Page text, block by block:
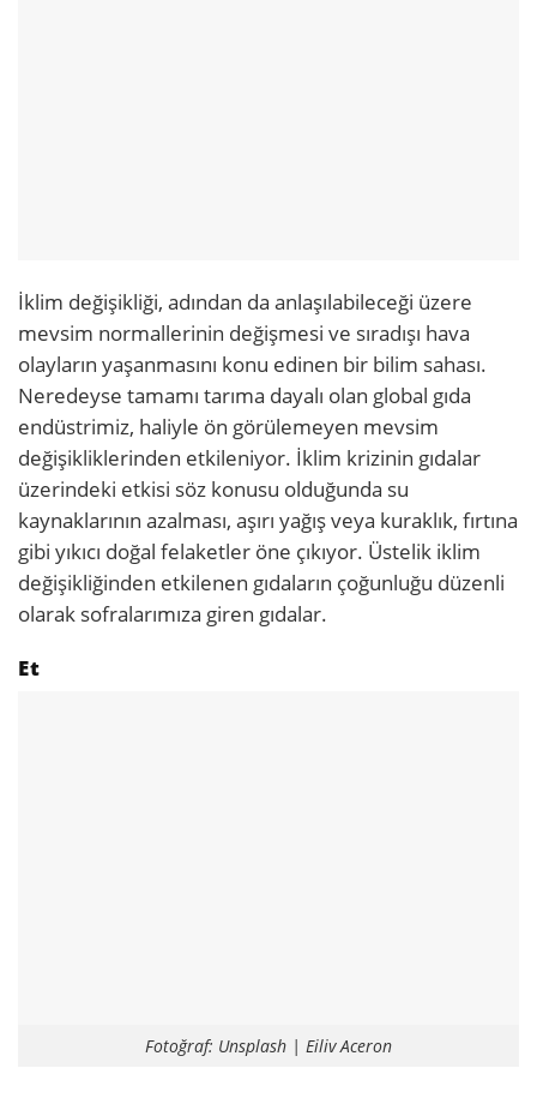
İklim değişikliği, adından da anlaşılabileceği üzere
mevsim normallerinin değişmesi ve sıradışı hava
olayların yaşanmasını konu edinen bir bilim sahası.
Neredeyse tamamı tarıma dayalı olan global gıda
endüstrimiz, haliyle ön görülemeyen mevsim
değişikliklerinden etkileniyor. İklim krizinin gıdalar
üzerindeki etkisi söz konusu olduğunda su
kaynaklarının azalması, aşırı yağış veya kuraklık, fırtına
gibi yıkıcı doğal felaketler öne çıkıyor. Üstelik iklim
değişikliğinden etkilenen gıdaların çoğunluğu düzenli
olarak sofralarımıza giren gıdalar.
Et
Fotoğraf: Unsplash | Eiliv Aceron